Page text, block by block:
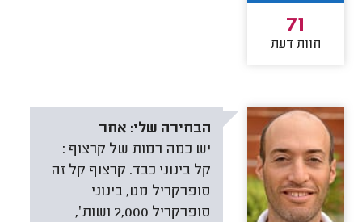
71
חוות דעת
הבחירה שלי: אחר
יש כמה רמות של קרצוף :
קל בינוני כבד. קרצוף קל זה
סופרקריל מט, בינוני
סופרקריל 2,000 ושות׳,